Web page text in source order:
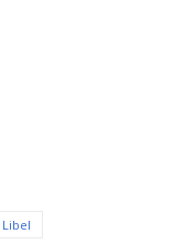
Libel